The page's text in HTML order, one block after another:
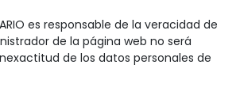
es responsable de la veracidad de
de la página web no será
de los datos personales de